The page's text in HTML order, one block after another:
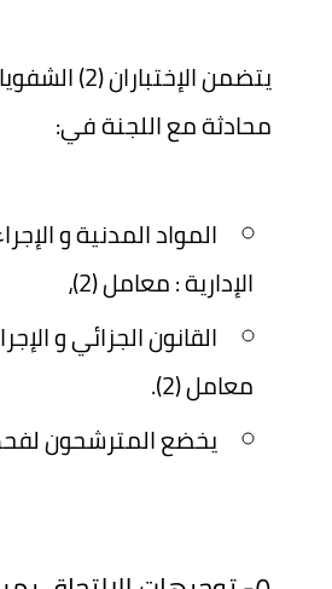
يتضمن
محادثة مع اللجنة في:
المواد المدنية و
الإدارية : معامل (2)،
القانون الجزائي و
معامل (2).
يخضع المترشحون